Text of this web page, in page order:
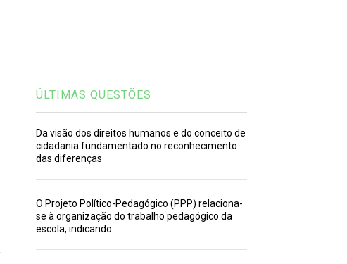
ÚLTIMAS QUESTÕES
Da visão dos direitos humanos e do conceito de
cidadania fundamentado no reconhecimento
das diferenças
O Projeto Político-Pedagógico (PPP) relaciona-
se à organização do trabalho pedagógico da
escola, indicando